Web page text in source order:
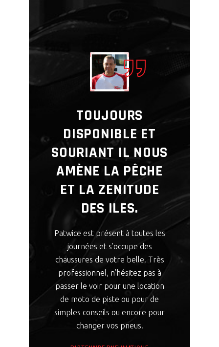
TOUJOURS
DISPONIBLE ET
SOURIANT IL NOUS
AMÈNE LA PÊCHE
ET LA ZENITUDE
DES ILES.
Patwice est présent à toutes les
journées et s’occupe des
chaussures de votre belle. Très
professionnel, n’hésitez pas à
passer le voir pour une location
de moto de piste ou pour de
simples conseils ou encore pour
changer vos pneus.